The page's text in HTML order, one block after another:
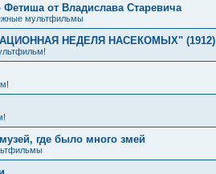
от Владислава Старевича
мультфильмы
НЕДЕЛЯ НАСЕКОМЫХ" (1912)
где было много змей